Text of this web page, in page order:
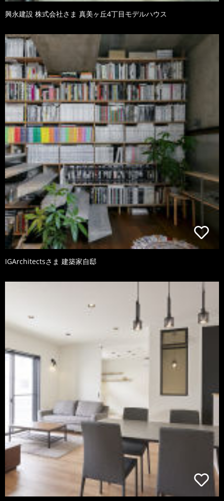
興永建設 株式会社さま 真美ヶ丘4丁目モデルハウス
IGArchitectsさま 建築家自邸